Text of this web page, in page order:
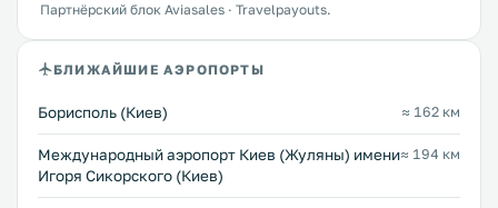
Партнёрский блок Aviasales · Travelpayouts.
БЛИЖАЙШИЕ АЭРОПОРТЫ
Борисполь (Киев) ≈ 162 км
Международный аэропорт Киев (Жуляны) имени
Игоря Сикорского (Киев)
≈ 194 км